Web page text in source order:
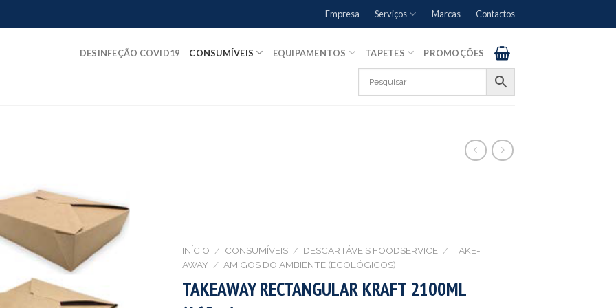
Empresa Serviços Marcas Contactos
DESINFEÇÃO COVID19 CONSUMÍVEIS EQUIPAMENTOS TAPETES PROMOÇÕES
INÍCIO / CONSUMÍVEIS / DESCARTÁVEIS FOODSERVICE / TAKE-
AWAY / AMIGOS DO AMBIENTE (ECOLÓGICOS)
TAKEAWAY RECTANGULAR KRAFT 2100ML